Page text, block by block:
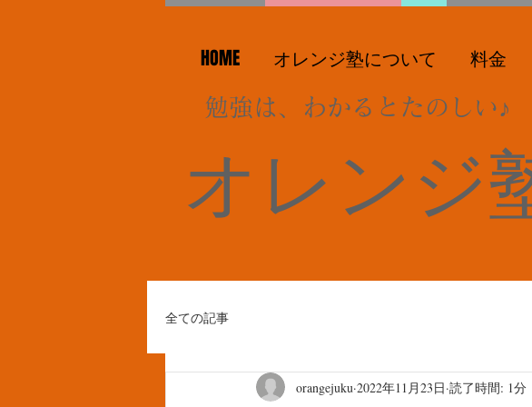
HOME オレンジ塾について 料金
勉強は、わかるとたのしい♪
オレンジ
全ての記事
orangejuku 2022年11月23日 読了時間: 1分